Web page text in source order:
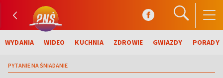
WYDANIA WIDEO KUCHNIA ZDROWIE GWIAZDY PORADY
PYTANIE NA ŚNIADANIE